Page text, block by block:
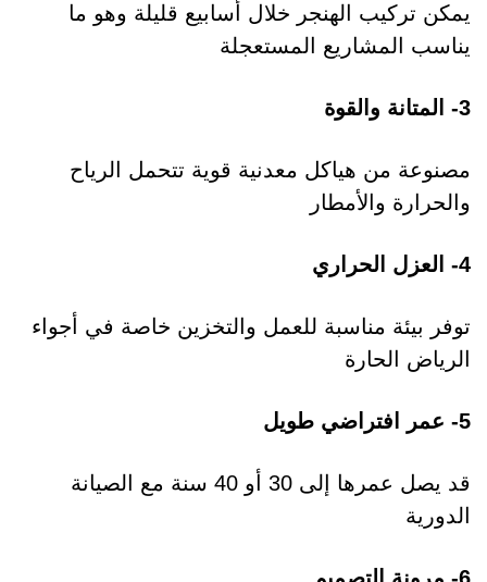
يمكن تركيب الهنجر خلال أسابيع قليلة وهو ما
يناسب المشاريع المستعجلة
3- المتانة والقوة
مصنوعة من هياكل معدنية قوية تتحمل الرياح
والحرارة والأمطار
4- العزل الحراري
توفر بيئة مناسبة للعمل والتخزين خاصة في أجواء
الرياض الحارة
5- عمر افتراضي طويل
قد يصل عمرها إلى 30 أو 40 سنة مع الصيانة
الدورية